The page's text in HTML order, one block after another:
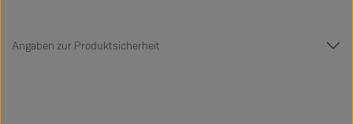
Angaben zur Produktsicherheit